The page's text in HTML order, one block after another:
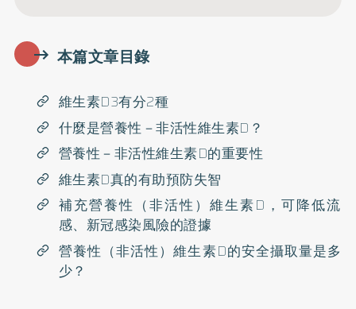
本篇文章目錄
維生素D3有分2種
什麼是營養性－非活性維生素D？
營養性－非活性維生素D的重要性
維生素D真的有助預防失智
補充營養性（非活性）維生素D，可降低流
感、新冠感染風險的證據
營養性（非活性）維生素D的安全攝取量是多
少？